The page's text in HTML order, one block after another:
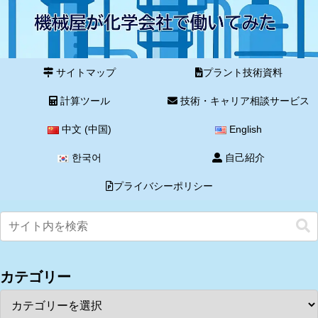
サイトマップ プラント技術資料
計算ツール 技術・キャリア相談サービス
中文 (中国) English
한국어 自己紹介
プライバシーポリシー
カテゴリー